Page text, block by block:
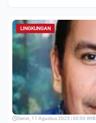
LINGKUNGAN
Senin, 11 Agustus 2025 | 00:00 WIB